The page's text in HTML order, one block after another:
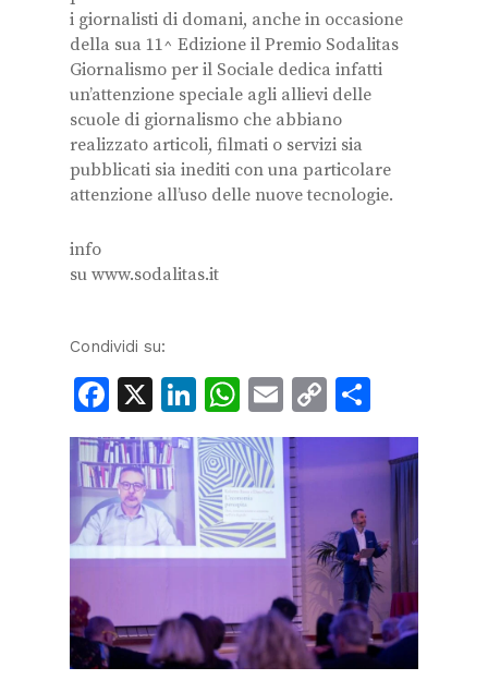
i giornalisti di domani, anche in occasione
della sua 11^ Edizione il Premio Sodalitas
Giornalismo per il Sociale dedica infatti
un’attenzione speciale agli allievi delle
scuole di giornalismo che abbiano
realizzato articoli, filmati o servizi sia
pubblicati sia inediti con una particolare
attenzione all’uso delle nuove tecnologie.
info
su www.sodalitas.it
Condividi su:
Facebook
X LinkedIn
WhatsApp
Email
Copy
Link